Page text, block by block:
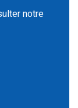
notre